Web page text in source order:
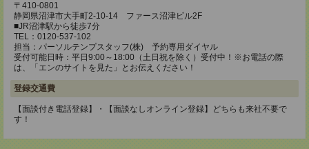
〒410-0801
静岡県沼津市大手町2-10-14 ファース沼津ビル2F
■JR沼津駅から徒歩7分
TEL：0120-537-102
担当：パーソルテンプスタッフ(株) 予約専用ダイヤル
受付可能日時：平日9:00～18:00（土日祝を除く）受付中！※お電話の際
は、「エンのサイトを見た」とお伝えください！
登録交通費
【面談付き電話登録】・【面談なしオンライン登録】どちらも来社不要で
す！